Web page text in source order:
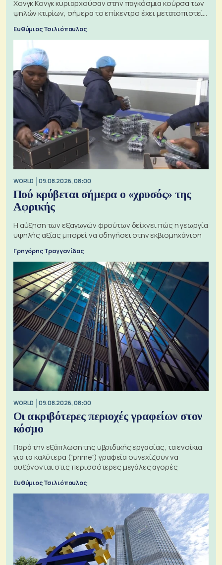
Χονγκ Κονγκ κυριαρχούσαν στην παγκόσμια κούρσα των
ψηλών κτιρίων, σήμερα το επίκεντρο έχει μετατοπιστεί
Ευθύμιος Τσιλιόπουλος
WORLD 09.08.2026, 08:00
Πού κρύβεται σήμερα ο «χρυσός» της
Αφρικής
Η αύξηση των εξαγωγών φρούτων δείχνει πώς η γεωργία
υψηλής αξίας μπορεί να οδηγήσει στην εκβιομηχάνιση
Γρηγόρης Τραγγανίδας
WORLD 09.08.2026, 08:00
Οι ακριβότερες περιοχές γραφείων στον
κόσμο
Παρά την εξάπλωση της υβριδικής εργασίας, τα ενοίκια
για τα καλύτερα ("prime") γραφεία συνεχίζουν να
αυξάνονται στις περισσότερες μεγάλες αγορές
Ευθύμιος Τσιλιόπουλος